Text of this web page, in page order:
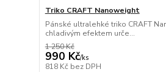
Triko CRAFT Nanoweight
Pánské ultralehké triko CRAFT
chladivým efektem urče...
1 250 Kč
990 Kč/ks
818 Kč bez DPH